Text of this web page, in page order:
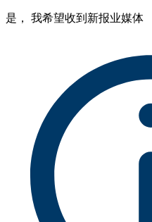
是， 我希望收到新报业媒体